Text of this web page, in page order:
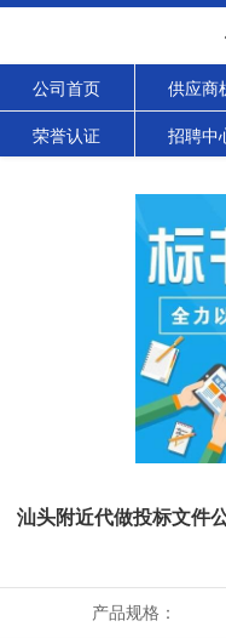
公司首页 供应商
荣誉认证 招聘中
汕头附近代做投标文件
产品规格：